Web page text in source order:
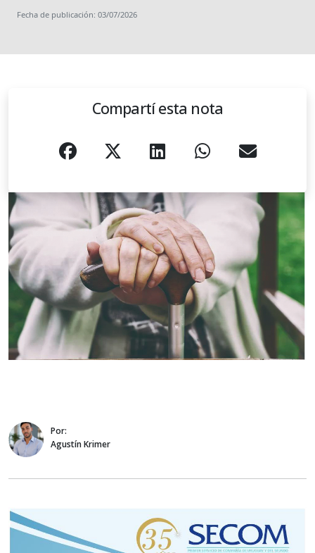
Fecha de publicación: 03/07/2026
Compartí esta nota
Por:
Agustín Krimer